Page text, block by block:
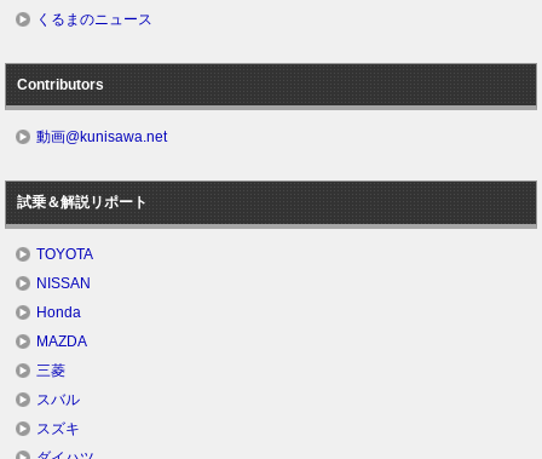
くるまのニュース
Contributors
動画@kunisawa.net
試乗＆解説リポート
TOYOTA
NISSAN
Honda
MAZDA
三菱
スバル
スズキ